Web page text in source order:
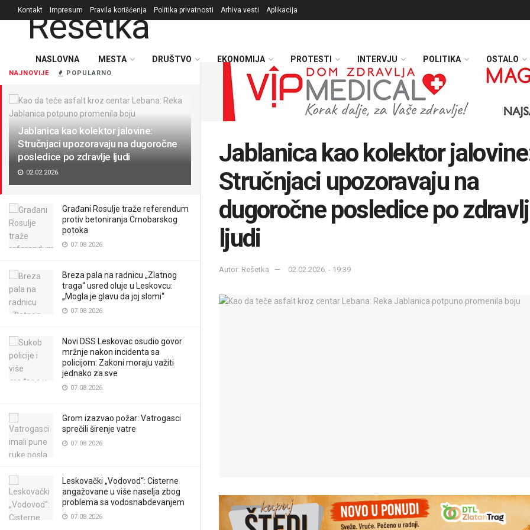
NAJNOVIJE POPULARNO
Jablanica kao kolektor jalovine:
Stručnjaci upozoravaju na dugoročne
posledice po zdravlje ljudi
02.02.2026.
Građani Rosulje traže referendum
protiv betoniranja Crnobarskog
potoka
07.08.2026.
Breza pala na radnicu „Zlatnog
traga“ usred oluje u Leskovcu:
„Mogla je glavu da joj slomi“
07.08.2026.
Novi DSS Leskovac osudio govor
mržnje nakon incidenta sa
policijom: Zakoni moraju važiti
jednako za sve
07.08.2026.
Grom izazvao požar: Vatrogasci
sprečili širenje vatre
07.08.2026.
Leskovački „Vodovod“: Cisterne
angažovane u više naselja zbog
problema sa vodosnabdevanjem
07.08.2026.
Kontakt Impresum Pravila korišćenja Politika privatnosti Arhiva vesti Aplikacija
NASLOVNA MESTA DRUŠTVO EKONOMIJA PROTESTI INTERVJU POLITIKA OSTALO
Jablanica kao kolektor
Stručnjaci upozoravaju na
dugoročne posledice po
ljudi
Autor: Rešetka 02.02.2026. - 19:39